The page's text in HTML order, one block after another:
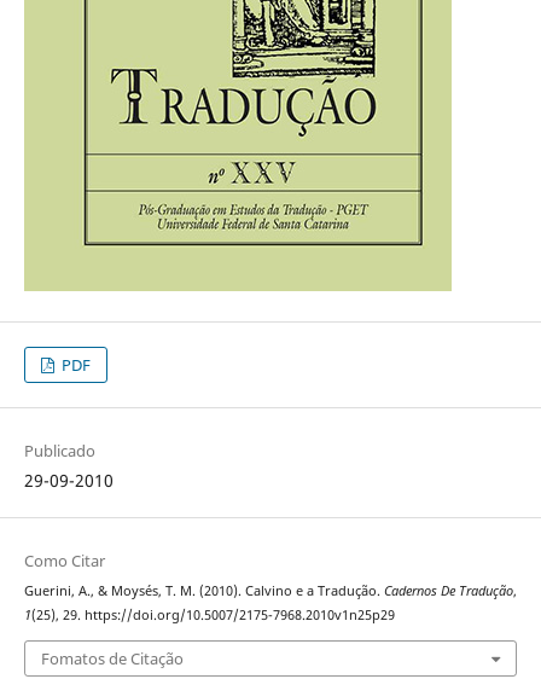
PDF
Publicado
29-09-2010
Como Citar
Guerini, A., & Moysés, T. M. (2010). Calvino e a Tradução. Cadernos De Tradução,
1(25), 29. https://doi.org/10.5007/2175-7968.2010v1n25p29
Fomatos de Citação